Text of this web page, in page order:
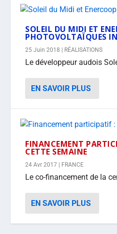
SOLEIL DU MIDI ET
PHOTOVOLTAÏQUES
25 Juin 2018 RÉALISATIONS
Le développeur audois
EN SAVOIR PLUS
FINANCEMENT
CETTE SEMAINE
24 Avr 2017 FRANCE
Le co-financement de la
EN SAVOIR PLUS